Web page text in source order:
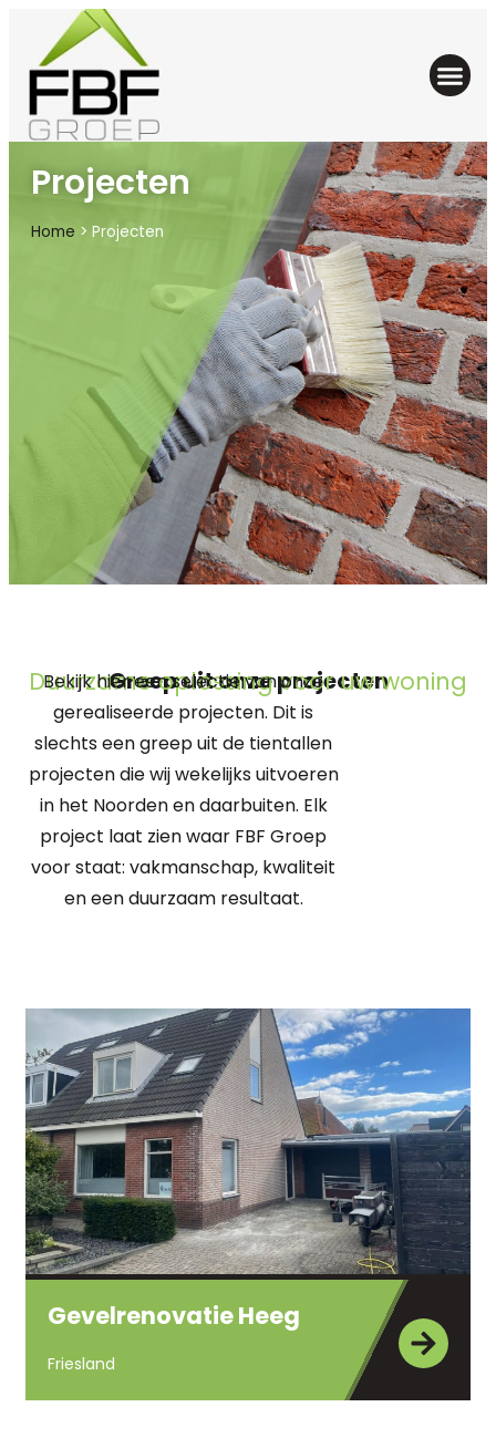
Projecten
Home > Projecten
Greep uit onze projecten
Duurzame oplossing voor uw woning
Bekijk hier een selectie van onze
gerealiseerde projecten. Dit is
slechts een greep uit de tientallen
projecten die wij wekelijks uitvoeren
in het Noorden en daarbuiten. Elk
project laat zien waar FBF Groep
voor staat: vakmanschap, kwaliteit
en een duurzaam resultaat.
Gevelrenovatie Heeg
Friesland